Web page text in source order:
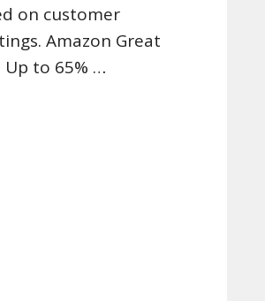
on customer
Amazon Great
Up to 65% …